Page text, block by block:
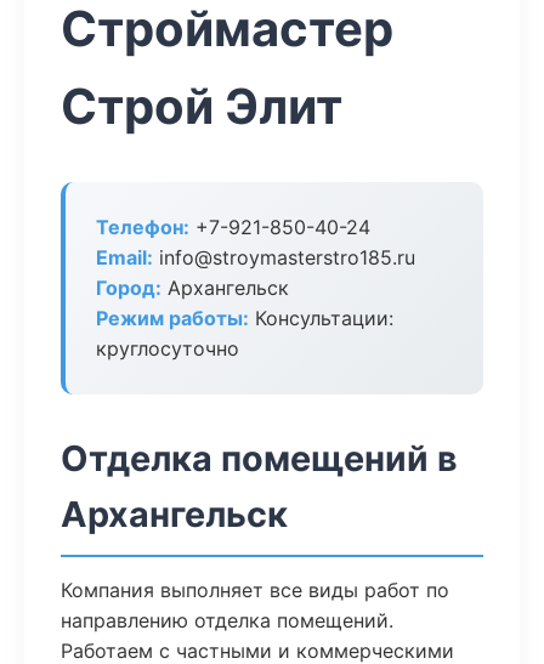
Строймастер
Строй Элит
Телефон: +7-921-850-40-24
Email: info@stroymasterstro185.ru
Город: Архангельск
Режим работы: Консультации:
круглосуточно
Отделка помещений в
Архангельск
Компания выполняет все виды работ по
направлению отделка помещений.
Работаем с частными и коммерческими